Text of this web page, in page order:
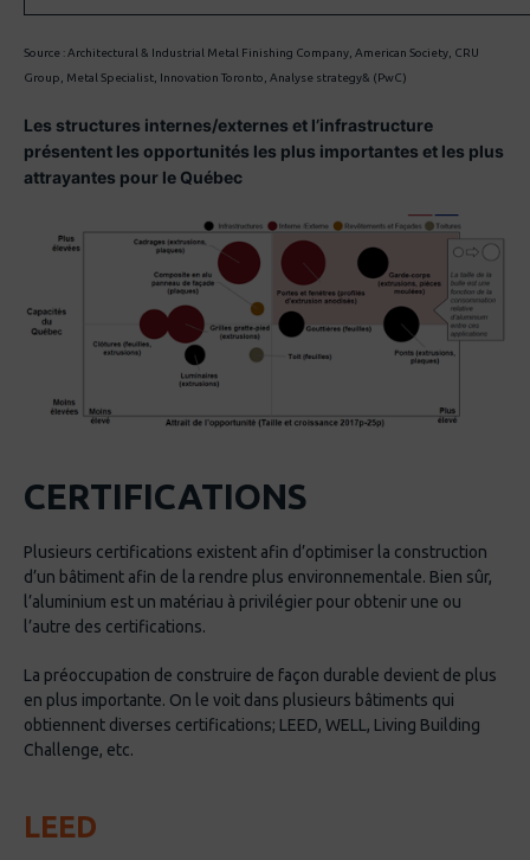
Source : Architectural & Industrial Metal Finishing Company, American Society, CRU
Group, Metal Specialist, Innovation Toronto, Analyse strategy& (PwC)
Les structures internes/externes et l’infrastructure
présentent les opportunités les plus importantes et les plus
attrayantes pour le Québec
CERTIFICATIONS
Plusieurs certifications existent afin d’optimiser la construction
d’un bâtiment afin de la rendre plus environnementale. Bien sûr,
l’aluminium est un matériau à privilégier pour obtenir une ou
l’autre des certifications.
La préoccupation de construire de façon durable devient de plus
en plus importante. On le voit dans plusieurs bâtiments qui
obtiennent diverses certifications; LEED, WELL, Living Building
Challenge, etc.
LEED